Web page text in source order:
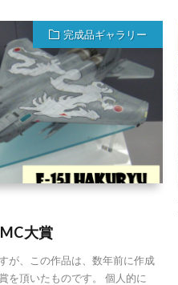
完成品ギャラリー
大賞
が、この作品は、数年前に作成
を頂いたものです。 個人的に